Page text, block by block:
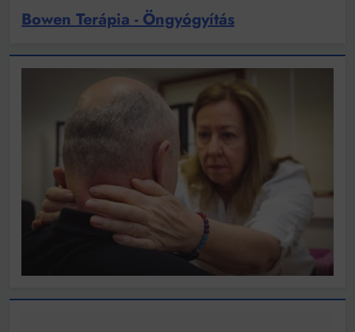
Bowen Terápia - Öngyógyítás